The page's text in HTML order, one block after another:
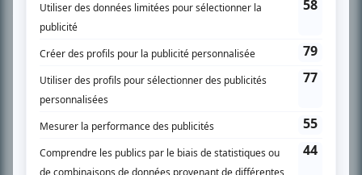
télévision» a d’abord oeuvré au magazine TV Hebdo de 1996 à 2001. Sa
spécialité: la télé québécoise. On peut l’entendre régulièrement commenter
l’actualité télévisuelle au 98,5.